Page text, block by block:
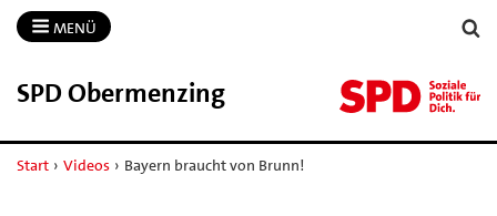
MENÜ
SPD Obermenzing
Start › Videos › Bayern braucht von Brunn!